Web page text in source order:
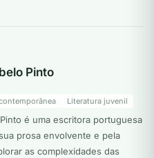
Pinto
Literatura juvenil
é uma escritora portuguesa
prosa envolvente e pela
as complexidades das